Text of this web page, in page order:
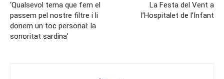
‘Qualsevol tema que fem el
passem pel nostre filtre i li
donem un toc personal: la
sonoritat sardina’
La Festa del Vent a
l’Hospitalet de l’Infant